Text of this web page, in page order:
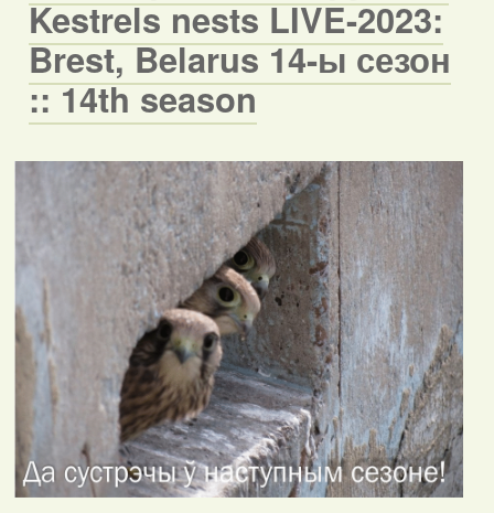
Kestrels nests LIVE-2023:
Brest, Belarus 14-ы сезон
:: 14th season